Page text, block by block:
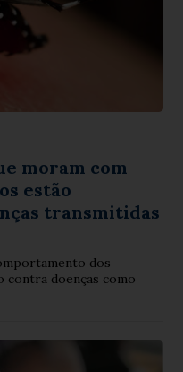
moram com
estão
transmitidas
dos
contra doenças como